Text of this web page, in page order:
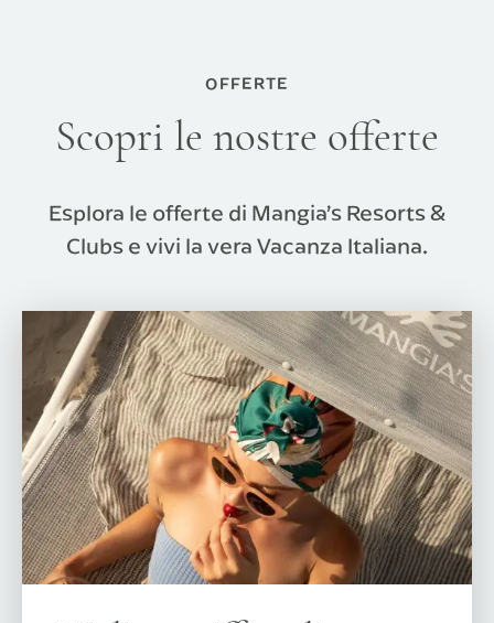
OFFERTE
Scopri le nostre offerte
Esplora le offerte di Mangia’s Resorts &
Clubs e vivi la vera Vacanza Italiana.